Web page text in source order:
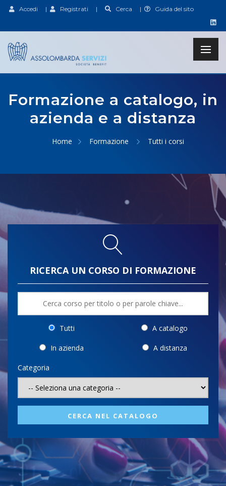
Accedi | Registrati | Cerca | Guida del sito
Formazione a catalogo, in
azienda e a distanza
Home Formazione Tutti i corsi
RICERCA UN CORSO DI FORMAZIONE
Tutti A catalogo
In azienda A distanza
Categoria
CERCA NEL CATALOGO